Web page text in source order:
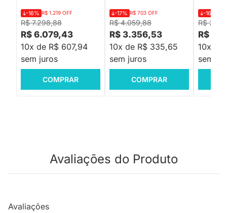
R$ 7.298,88
-16% R$ 1.219 OFF
R$ 6.079,43
10x de R$ 607,94
sem juros
COMPRAR
R$ 4.059,88
-17% R$ 703 OFF
R$ 3.356,53
10x de R$ 335,65
sem juros
COMPRAR
R$
-16%
R$
10x de
sem
Avaliações do Produto
Avaliações